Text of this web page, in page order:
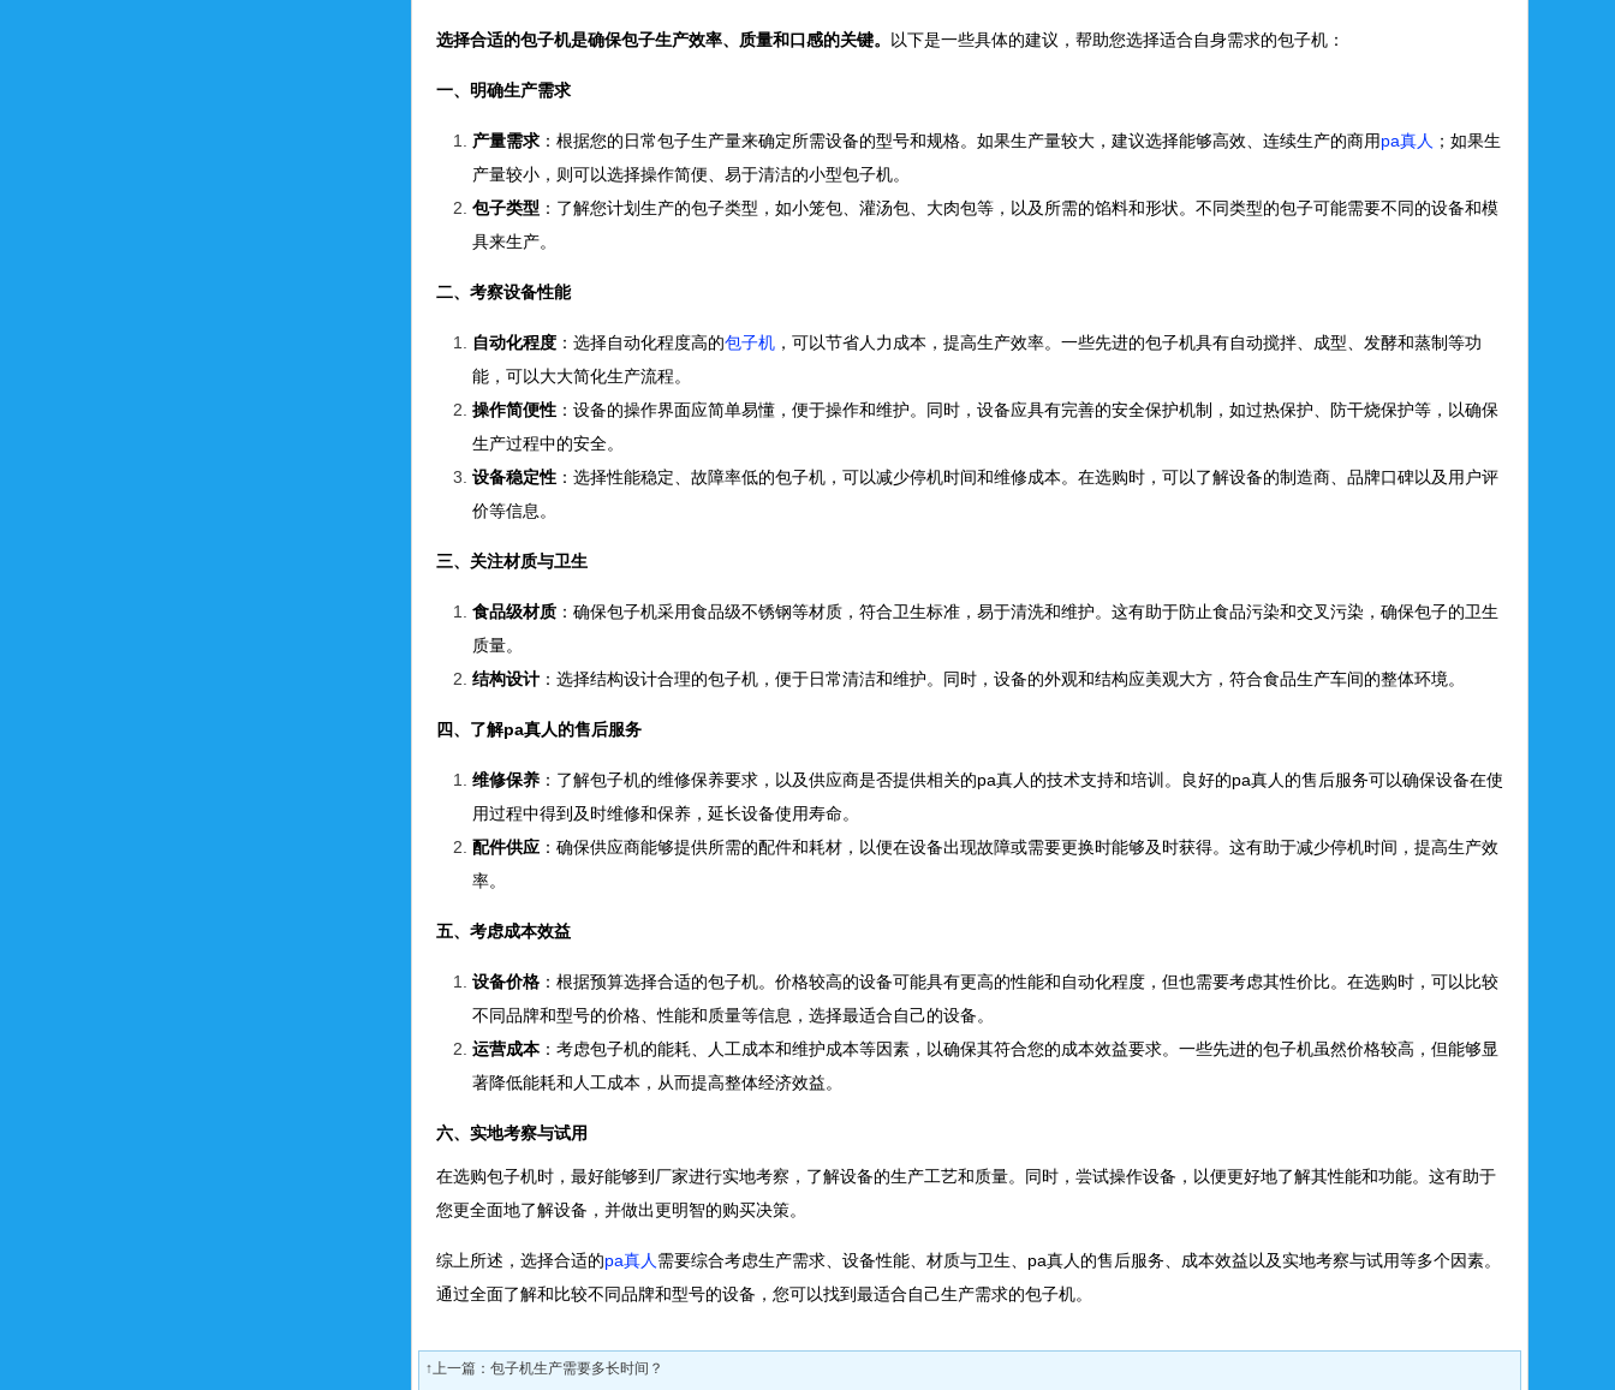
选择合适的包子机是确保包子生产效率、质量和口感的关键。 以下是一些具体的建议，帮助您选择适合自身需求的包子机：
一、明确生产需求
产量需求 ：根据您的日常包子生产量来确定所需设备的型号和规格。如果生产量较大，建议选择能够高效、连续生产的商用pa真人 ；如果生
产量较小，则可以选择操作简便、易于清洁的小型包子机。
包子类型 ：了解您计划生产的包子类型，如小笼包、灌汤包、大肉包等，以及所需的馅料和形状。不同类型的包子可能需要不同的设备和模
具来生产。
二、考察设备性能
自动化程度 ：选择自动化程度高的包子机 ，可以节省人力成本，提高生产效率。一些先进的包子机具有自动搅拌、成型、发酵和蒸制等功
能，可以大大简化生产流程。
操作简便性 ：设备的操作界面应简单易懂，便于操作和维护。同时，设备应具有完善的安全保护机制，如过热保护、防干烧保护等，以确保
生产过程中的安全。
设备稳定性 ：选择性能稳定、故障率低的包子机，可以减少停机时间和维修成本。在选购时，可以了解设备的制造商、品牌口碑以及用户评
价等信息。
三、关注材质与卫生
食品级材质 ：确保包子机采用食品级不锈钢等材质，符合卫生标准，易于清洗和维护。这有助于防止食品污染和交叉污染，确保包子的卫生
质量。
结构设计 ：选择结构设计合理的包子机，便于日常清洁和维护。同时，设备的外观和结构应美观大方，符合食品生产车间的整体环境。
四、了解pa真人的售后服务
维修保养 ：了解包子机的维修保养要求，以及供应商是否提供相关的pa真人的技术支持和培训。良好的pa真人的售后服务可以确保设备在使
用过程中得到及时维修和保养，延长设备使用寿命。
配件供应 ：确保供应商能够提供所需的配件和耗材，以便在设备出现故障或需要更换时能够及时获得。这有助于减少停机时间，提高生产效
率。
五、考虑成本效益
设备价格 ：根据预算选择合适的包子机。价格较高的设备可能具有更高的性能和自动化程度，但也需要考虑其性价比。在选购时，可以比较
不同品牌和型号的价格、性能和质量等信息，选择最适合自己的设备。
运营成本：考虑包子机的能耗、人工成本和维护成本等因素，以确保其符合您的成本效益要求。一些先进的包子机虽然价格较高，但能够显
著降低能耗和人工成本，从而提高整体经济效益。
六、实地考察与试用
在选购包子机时，最好能够到厂家进行实地考察，了解设备的生产工艺和质量。同时，尝试操作设备，以便更好地了解其性能和功能。这有助于
您更全面地了解设备，并做出更明智的购买决策。
综上所述，选择合适的pa真人 需要综合考虑生产需求、设备性能、材质与卫生、pa真人的售后服务、成本效益以及实地考察与试用等多个因素。
通过全面了解和比较不同品牌和型号的设备，您可以找到最适合自己生产需求的包子机。
↑上一篇： 包子机生产需要多长时间？